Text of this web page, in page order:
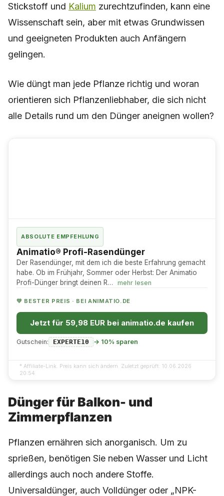
Stickstoff und Kalium zurechtzufinden, kann eine
Wissenschaft sein, aber mit etwas Grundwissen
und geeigneten Produkten auch Anfängern
gelingen.
Wie düngt man jede Pflanze richtig und woran
orientieren sich Pflanzenliebhaber, die sich nicht
alle Details rund um den Dünger aneignen wollen?
ABSOLUTE EMPFEHLUNG
Animatio® Profi-Rasendünger
Der Rasendünger, mit dem ich die beste Erfahrung gemacht
habe. Ob im Frühjahr, Sommer oder Herbst: Der Animatio
Profi-Dünger bringt deinen R…
mehr lesen
💚 BESTER PREIS · BEI ANIMATIO.DE
Jetzt für 59,98 EUR bei animatio.de kaufen
Gutschein: EXPERTE10 → 10% sparen
* Affiliate-Link. Preis kann sich ändern. Zuletzt geprüft: 10.06.2026
20:54
Dünger für Balkon- und
Zimmerpflanzen
Pflanzen ernähren sich anorganisch. Um zu
sprießen, benötigen Sie neben Wasser und Licht
allerdings auch noch andere Stoffe.
Universaldünger, auch Volldünger oder „NPK-